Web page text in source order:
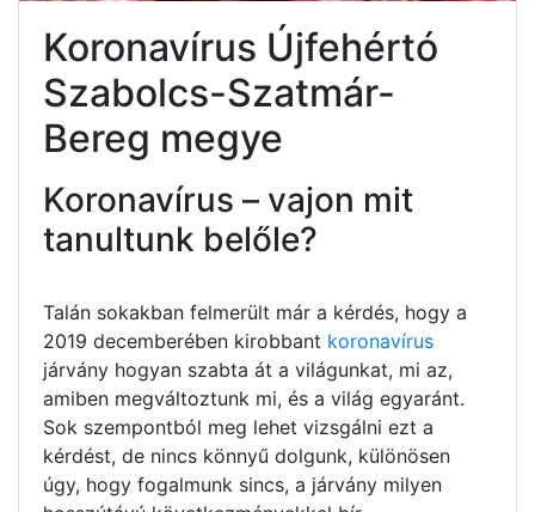
Koronavírus Újfehértó
Szabolcs-Szatmár-
Bereg megye
Koronavírus – vajon mit
tanultunk belőle?
Talán sokakban felmerült már a kérdés, hogy a
2019 decemberében kirobbant koronavírus
járvány hogyan szabta át a világunkat, mi az,
amiben megváltoztunk mi, és a világ egyaránt.
Sok szempontból meg lehet vizsgálni ezt a
kérdést, de nincs könnyű dolgunk, különösen
úgy, hogy fogalmunk sincs, a járvány milyen